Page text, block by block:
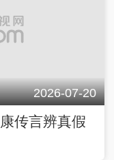
2026-07-20
传言辨真假